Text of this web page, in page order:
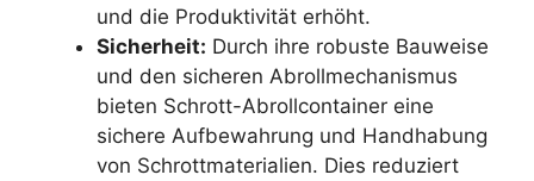
und die Produktivität erhöht.
Sicherheit: Durch ihre robuste Bauweise
und den sicheren Abrollmechanismus
bieten Schrott-Abrollcontainer eine
sichere Aufbewahrung und Handhabung
von Schrottmaterialien. Dies reduziert